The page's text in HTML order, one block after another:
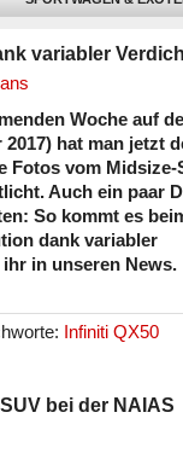
variabler
Woche auf
hat man jetzt
Fotos vom Midsize-
Auch ein paar
So kommt es
dank variabler
in unseren News.
Infiniti QX50
bei der NAIAS